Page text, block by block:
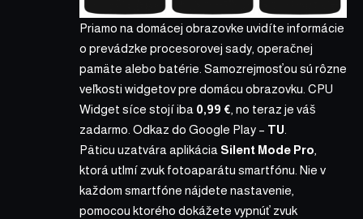
Priamo na domácej obrazovke uvidíte informácie
o prevádzke procesorovej sady, operačnej
pamäte alebo batérie. Samozrejmosťou sú rôzne
veľkosti widgetov pre domácu obrazovku. CPU
Widget síce stojí iba 0,99 € , no teraz je váš
zadarmo. Odkaz do Google Play – TU
Päticu uzatvára aplikácia Silent Mode Pro
ktorá utlmí zvuk fotoaparátu smartfónu. Nie v
každom smartfóne nájdete nastavenie,
pomocou ktorého dokážete vypnúť zvuk